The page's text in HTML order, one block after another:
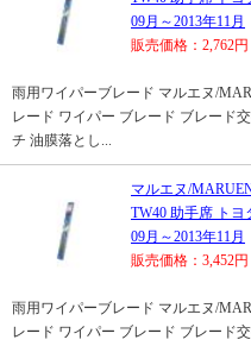
09月～2013年11月
販売価格：2,762円
雨用ワイパーブレード マルエヌ/
レード ワイパー ブレード ブレード
チ 油膜落とし...
マルエヌ/
TW40 助手席 トヨ
09月～2013年11月
販売価格：3,452円
雨用ワイパーブレード マルエヌ/
レード ワイパー ブレード ブレード